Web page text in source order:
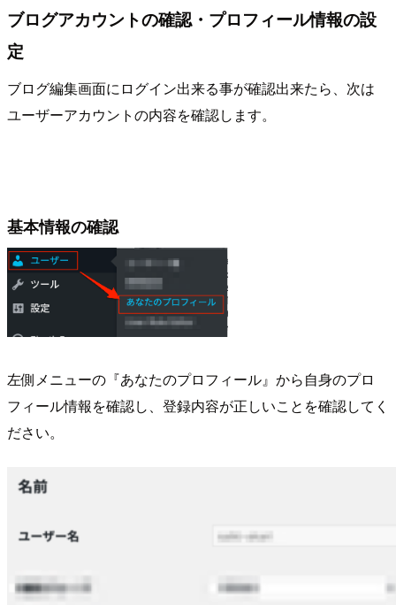
ブログアカウントの確認・プロフィール情報の設
定
ブログ編集画面にログイン出来る事が確認出来たら、次は
ユーザーアカウントの内容を確認します。
基本情報の確認
左側メニューの『あなたのプロフィール』から自身のプロ
フィール情報を確認し、登録内容が正しいことを確認してく
ださい。